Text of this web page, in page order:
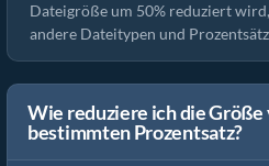
Dateigröße um 50% reduziert
andere Dateitypen und
Wie reduziere ich die Größe
bestimmten Prozentsatz?